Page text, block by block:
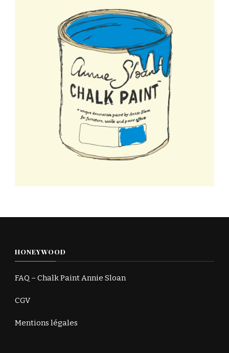
HONEYWOOD
FAQ – Chalk Paint Annie Sloan
CGV
Mentions légales